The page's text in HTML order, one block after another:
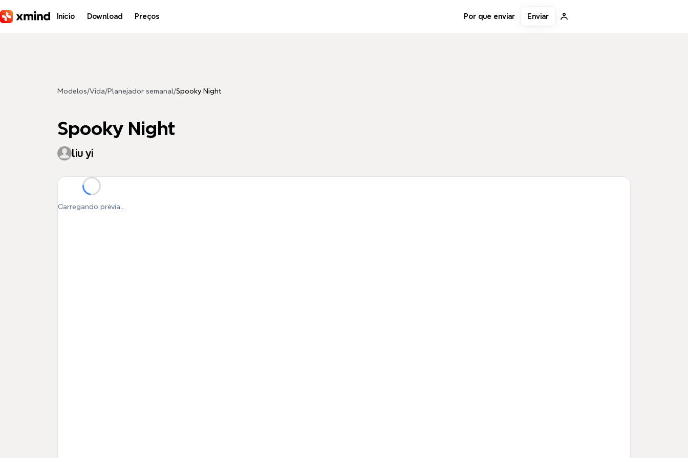
Início Download Preços Por que enviar Enviar
Modelos/Vida/Planejador semanal/Spooky Night
Spooky Night
liu yi
Carregando prévia...